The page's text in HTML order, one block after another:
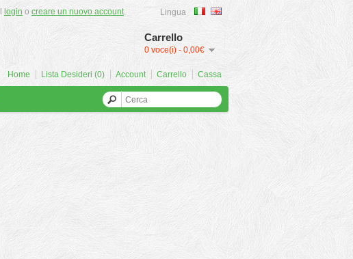
Lingua
Carrello
0 voce(i) - 0,00€
login o creare un nuovo account.
Home Lista Desideri (0) Account Carrello Cassa